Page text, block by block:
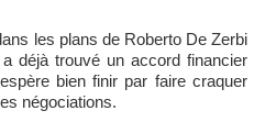
les plans de Roberto De Zerbi
déjà trouvé un accord financier
bien finir par faire craquer
négociations.